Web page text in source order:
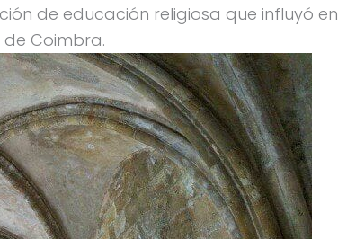
de educación religiosa que influyó en
Coimbra.